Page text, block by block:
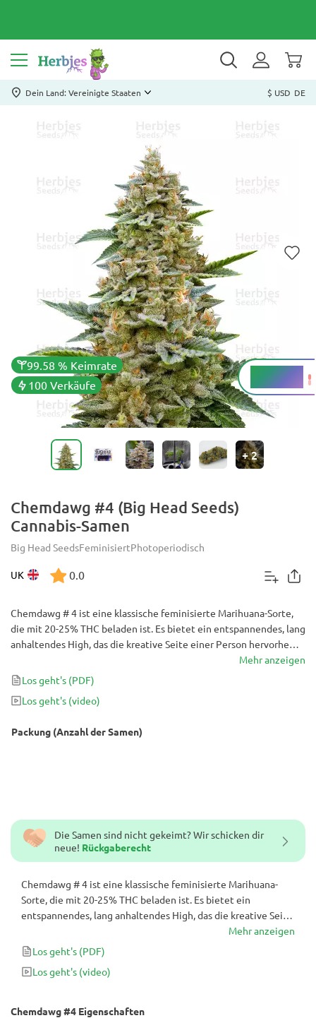
Dein Land: Vereinigte Staaten $ USD DE
99.58 % Keimrate
100 Verkäufe
20 - 25 %
THC
+2
Chemdawg #4 (Big Head Seeds)
Cannabis-Samen
Big Head SeedsFeminisiertPhotoperiodisch
UK 0.0
Die Samen sind nicht gekeimt? Wir schicken dir
neue! Rückgaberecht
Chemdawg # 4 ist eine klassische feminisierte Marihuana-
Sorte, die mit 20-25% THC beladen ist. Es bietet ein
entspannendes, lang anhaltendes High, das die kreative Seite
einer Person hervorhebt. Die euphorischen Eigenschaften
dieser Cannabis-Sorte bringen auch sofort ein Lächeln hervor.
Es überrascht nicht, dass Chemdawg # 4 wegen seiner
entspannenden und gleichzeitig erhebenden Eigenschaften
früh am Tag ohne Nachteile geraucht werden kann.
Mehr anzeigen
Los geht's (PDF)
Los geht's (video)
Chemdawg #4 Eigenschaften
Chemdawg # 4 ist eine klassische feminisierte Marihuana-Sorte,
die mit 20-25% THC beladen ist. Es bietet ein entspannendes, lang
anhaltendes High, das die kreative Seite einer Person hervorhebt.
Die euphorischen Eigenschaften dieser Cannabis-Sorte bringen
auch sofort ein Lächeln hervor. Es überrascht nicht, dass
Chemdawg # 4 wegen seiner entspannenden und gleichzeitig
erhebenden Eigenschaften bevorzugt wird. Die feminisierte
werden kann.
Mehr anzeigen
Los geht's (PDF)
Los geht's (video)
Packung (Anzahl der Samen)